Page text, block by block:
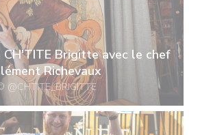
Brigitte avec le chef
Richevaux
@CHTITE_BRIGITTE